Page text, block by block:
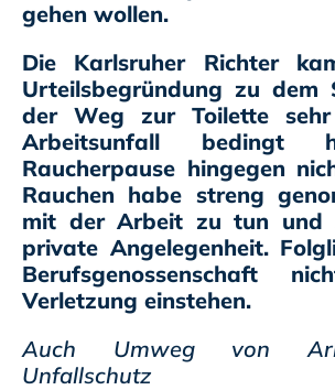
gehen wollen.
Die Karlsruher Richter
Urteilsbegründung zu dem
der Weg zur Toilette
Arbeitsunfall bedingt
Raucherpause hingegen
Rauchen habe streng
mit der Arbeit zu tun und
private Angelegenheit.
Berufsgenossenschaft
Verletzung einstehen.
Auch Umweg von
Unfallschutz